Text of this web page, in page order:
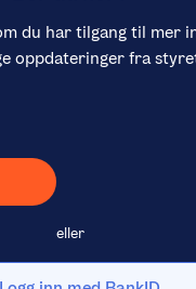
du har tilgang til mer
oppdateringer fra
…
eller